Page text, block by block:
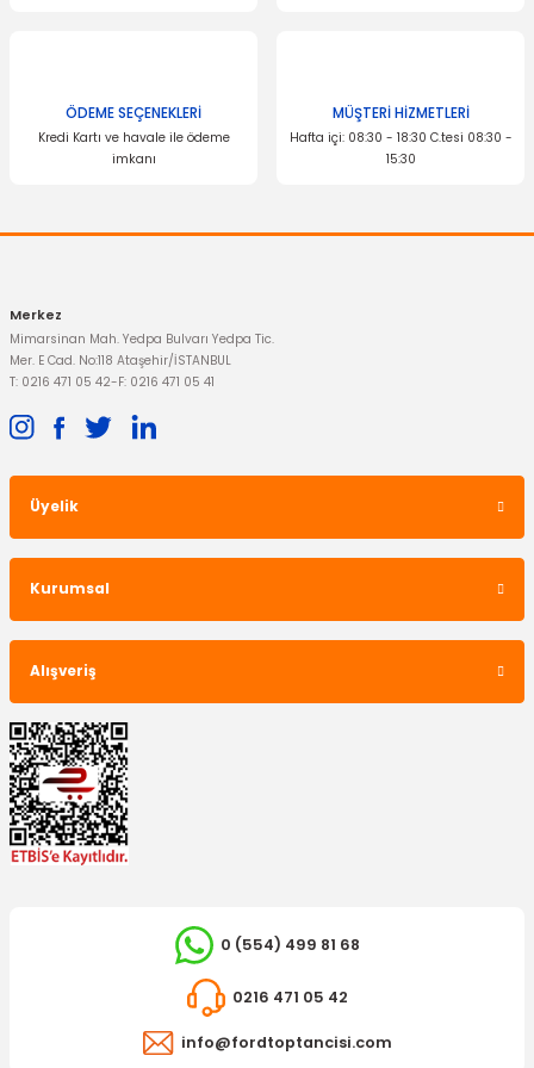
Yağ Bakım Seti Transit V363 Atom Yağ Filtreli Arkadan Çeker 2014-2018
FOMOCO
Mazot Filtre Kütüğü Alt Transit V347 V362 V363 155 Ps
ÖDEME SEÇENEKLERİ
Kredi Kartı ve havale ile ödeme
imkanı
MÜŞTERİ HİZMETLERİ
Hafta içi: 08:30 - 18:30 C.tesi 08:30 -
15:30
Merkez
Mimarsinan Mah. Yedpa Bulvarı Yedpa Tic.
Mer. E Cad. No:118 Ataşehir/İSTANBUL
T: 0216 471 05 42-F: 0216 471 05 41
Üyelik
Kurumsal
Alışveriş
0 (554) 499 81 68
0216 471 05 42
info@fordtoptancisi.com